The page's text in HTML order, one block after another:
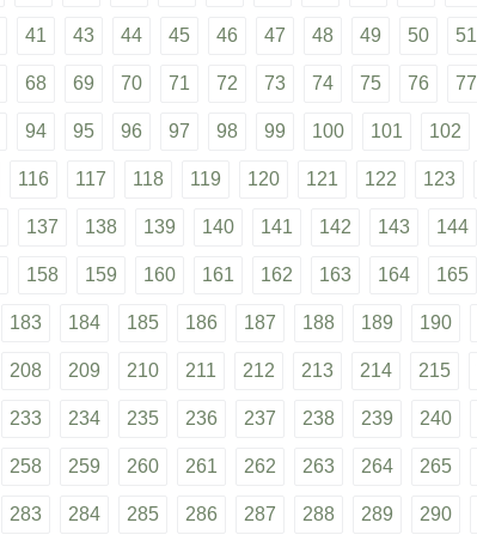
41 43 44 45 46 47 48 49 50 51
68 69 70 71 72 73 74 75 76 77
94 95 96 97 98 99 100 101 102
116 117 118 119 120 121 122 123
137 138 139 140 141 142 143 144
158 159 160 161 162 163 164 165
183 184 185 186 187 188 189 190
208 209 210 211 212 213 214 215
233 234 235 236 237 238 239 240
258 259 260 261 262 263 264 265
283 284 285 286 287 288 289 290